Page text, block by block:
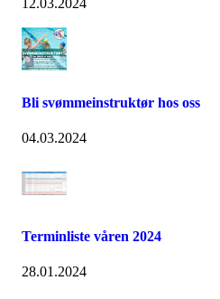
12.03.2024
Bli svømmeinstruktør hos oss
04.03.2024
Terminliste våren 2024
28.01.2024